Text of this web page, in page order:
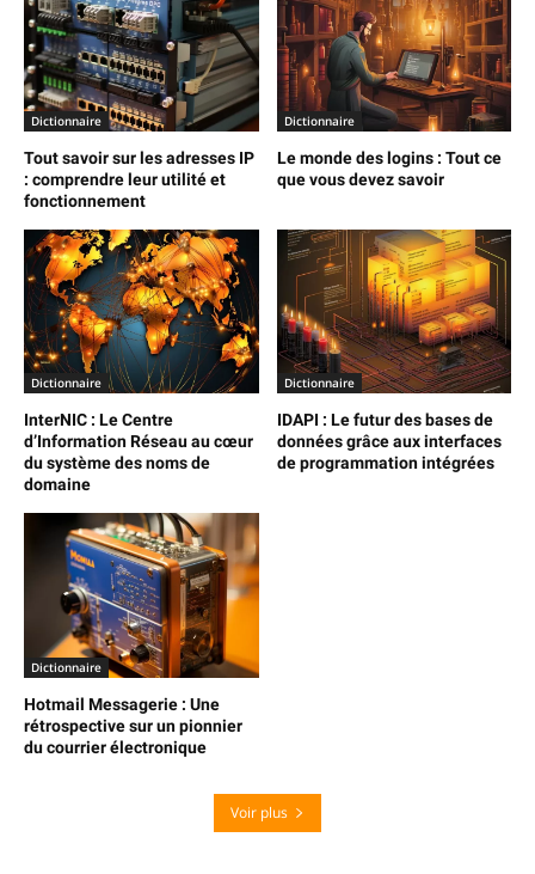
Dictionnaire
Tout savoir sur les adresses IP
: comprendre leur utilité et
fonctionnement
Dictionnaire
Le monde des logins : Tout ce
que vous devez savoir
Dictionnaire
InterNIC : Le Centre
d’Information Réseau au cœur
du système des noms de
domaine
Dictionnaire
IDAPI : Le futur des bases de
données grâce aux interfaces
de programmation intégrées
Dictionnaire
Hotmail Messagerie : Une
rétrospective sur un pionnier
du courrier électronique
Voir plus